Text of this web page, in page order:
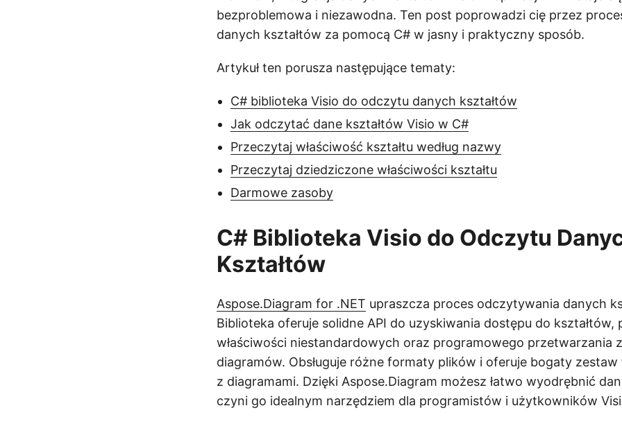
bezproblemowa i niezawodna. Ten post poprowadzi cię przez
danych kształtów za pomocą C# w jasny i praktyczny sposób.
Artykuł ten porusza następujące tematy:
C# biblioteka Visio do odczytu danych kształtów
Jak odczytać dane kształtów Visio w C#
Przeczytaj właściwość kształtu według nazwy
Przeczytaj dziedziczone właściwości kształtu
Darmowe zasoby
C# Biblioteka Visio do Odczytu
Kształtów
Aspose.Diagram for .NET upraszcza proces odczytywania danych
Biblioteka oferuje solidne API do uzyskiwania dostępu do kształtów,
właściwości niestandardowych oraz programowego przetwarzania
diagramów. Obsługuje różne formaty plików i oferuje bogaty
z diagramami. Dzięki Aspose.Diagram możesz łatwo wyodrębnić
czyni go idealnym narzędziem dla programistów i użytkowników